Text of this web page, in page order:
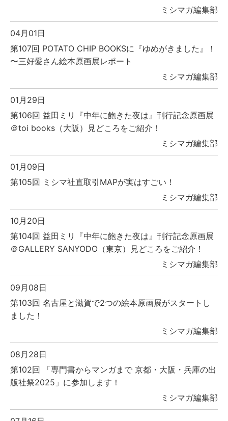
ミシマガ編集部
04月01日
第107回 POTATO CHIP BOOKSに『ゆめがきました』！
〜三好愛さん絵本原画展レポート
ミシマガ編集部
01月29日
第106回 益田ミリ『中年に飽きた夜は』刊行記念原画展
＠toi books（大阪）見どころをご紹介！
ミシマガ編集部
01月09日
第105回 ミシマ社直取引MAPが実はすごい！
ミシマガ編集部
10月20日
第104回 益田ミリ『中年に飽きた夜は』刊行記念原画展
＠GALLERY SANYODO（東京）見どころをご紹介！
ミシマガ編集部
09月08日
第103回 名古屋と滋賀で2つの絵本原画展がスタートし
ました！
ミシマガ編集部
08月28日
第102回 「専門書からマンガまで 京都・大阪・兵庫の出
版社祭2025」に参加します！
ミシマガ編集部